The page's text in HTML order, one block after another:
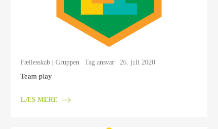
Fællesskab |Gruppen |Tag ansvar | 26. juli 2020
Team play
LÆS MERE